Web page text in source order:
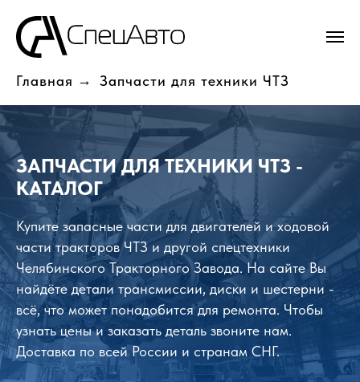
Главная → Запчасти для техники ЧТЗ
ЗАПЧАСТИ ДЛЯ ТЕХНИКИ ЧТЗ -
КАТАЛОГ
Купите запасные части для двигателей и ходовой
части тракторов ЧТЗ и другой спецтехники
Челябинского Тракторного Завода. На сайте Вы
найдёте детали трансмиссии, диски и шестерни -
всё, что может понадобится для ремонта. Чтобы
узнать цены и заказать деталь звоните нам.
Доставка по всей России и странам СНГ.